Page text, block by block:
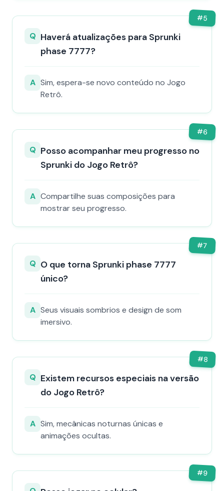
#5
Q Haverá atualizações para Sprunki
phase 7777?
A Sim, espera-se novo conteúdo no Jogo
Retrô.
#6
Q Posso acompanhar meu progresso no
Sprunki do Jogo Retrô?
A Compartilhe suas composições para
mostrar seu progresso.
#7
Q O que torna Sprunki phase 7777
único?
A Seus visuais sombrios e design de som
imersivo.
#8
Q Existem recursos especiais na versão
do Jogo Retrô?
A Sim, mecânicas noturnas únicas e
animações ocultas.
#9